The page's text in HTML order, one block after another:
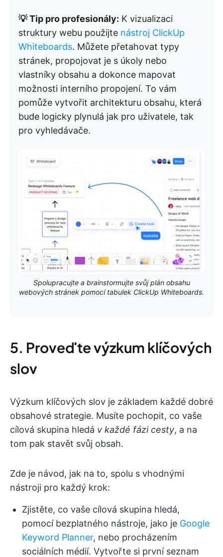
💡 Tip pro profesionály: K vizualizaci
struktury webu použijte nástroj ClickUp
Whiteboards. Můžete přetahovat typy
stránek, propojovat je s úkoly nebo
vlastníky obsahu a dokonce mapovat
možnosti interního propojení. To vám
pomůže vytvořit architekturu obsahu, která
bude logicky plynulá jak pro uživatele, tak
pro vyhledávače.
Spolupracujte a brainstormujte svůj plán obsahu
webových stránek pomocí tabulek ClickUp Whiteboards.
5. Proveďte výzkum klíčových
slov
Výzkum klíčových slov je základem každé dobré
obsahové strategie. Musíte pochopit, co vaše
cílová skupina hledá v každé fázi cesty, a na
tom pak stavět svůj obsah.
Zde je návod, jak na to, spolu s vhodnými
nástroji pro každý krok:
Zjistěte, co vaše cílová skupina hledá,
pomocí bezplatného nástroje, jako je Google
Keyword Planner, nebo procházením
sociálních médií. Vytvořte si první seznam